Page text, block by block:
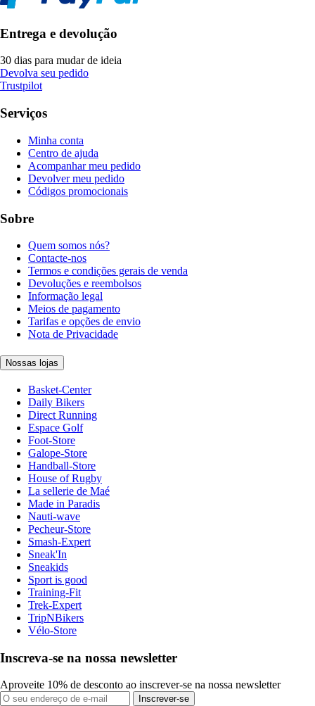
Entrega e devolução
30 dias para mudar de ideia
Devolva seu pedido
Trustpilot
Serviços
Minha conta
Centro de ajuda
Acompanhar meu pedido
Devolver meu pedido
Códigos promocionais
Sobre
Quem somos nós?
Contacte-nos
Termos e condições gerais de venda
Devoluções e reembolsos
Informação legal
Meios de pagamento
Tarifas e opções de envio
Nota de Privacidade
Nossas lojas
Basket-Center
Daily Bikers
Direct Running
Espace Golf
Foot-Store
Galope-Store
Handball-Store
House of Rugby
La sellerie de Maé
Made in Paradis
Nauti-wave
Pecheur-Store
Smash-Expert
Sneak'In
Sneakids
Sport is good
Training-Fit
Trek-Expert
TripNBikers
Vélo-Store
Inscreva-se na nossa newsletter
Aproveite 10% de desconto ao inscrever-se na nossa newsletter
Inscrever-se